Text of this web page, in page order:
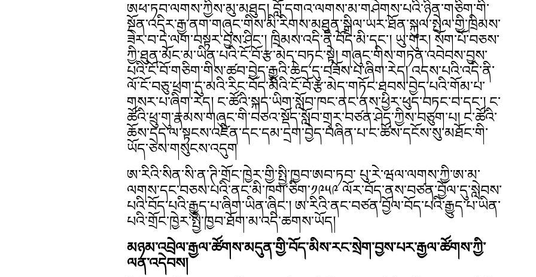
ཨཕ་ཏབ་ལགས་ཀྱིས་མུ་མཐུད། བློ་དགའ་ལགས་མ་གཤེགས་པའི་ཉིན་གཅིག་གི་
སྔོན་འདིར་རྒྱ་ནག་གཞུང་གིས་མི་རིགས་མཐུན་སྒྲིལ་ཡར་ཐོན་སྐུལ་སྤེལ་གྱི་ཁྲིམས་
ཟེར་བ་དེ་ལག་བསྟར་བྱས་ཤིང་། ཁྲིམས་འདི་ནི་བོད་མི་དང་། ཡུ་གུར། སོག་པོ་བཅས་
ཀྱི་ཐུན་མོང་མ་ཡིན་པའི་ངོ་བོ་རྩ་མེད་བཏང་སྟེ། གཞུང་གིས་གཏན་འབེབས་བྱས་
པའི་ངོ་བོ་གཅིག་གིས་ཚབ་བྱེད་རྒྱུའི་ཆེད་དུ་བཟོས་པ་ཞིག་རེད། འདས་པའི་འདི་ནི་
ལོ་ངོ་བཅུ་ཕྲག་དུ་མའི་རིང་བོད་མིའི་ངོ་བོ་རྩ་མེད་གཏོང་ཐབས་བྱེད་པའི་གོམ་པ་
གསར་པ་ཞིག་རེད། ང་ཚོའི་སྐད་ཡིག་སློབ་ཁང་ནང་ནས་ཕྱིར་ཕུད་བཏང་བ་དང་། ང་
ཚོའི་ཕྲུ་གུ་རྣམས་གཞུང་གི་བཅའ་སྡོད་སློབ་གྲྭར་བཙན་ཤེད་ཀྱིས་བཅུག་པ། ང་ཚོའི་
ཆོས་དད་ལ་སྟངས་འཛིན་དང་དམ་དྲག་བྱེད་བཞིན་པ་ང་ཚོས་དངོས་སུ་མཐོང་གི་
ཡོད་ཅེས་གསུངས་འདུག
ཨ་རིའི་སིན་སི་ན་ཊི་གྲོང་ཁྱེར་གྱི་སྤྱི་ཁྱབ་ཨབ་ཏབ་ པུ་རེ་ཝལ་ལགས་ཀྱི་ཨ་མ་
ལགས་དང་བཅས་པའི་ནང་མི་ཁག་ཅིག་༡༩༥༩ ལོར་བོད་ནས་བཙན་བྱོལ་དུ་སླེབས་
པའི་བོད་པའི་རྒྱུད་པ་ཞིག་ཡིན་ཞིང་། ཨ་རིའི་ནང་བཙན་བྱོལ་བོད་པའི་རྒྱུད་པ་ཡིན་
པའི་གྲོང་ཁྱེར་སྤྱི་ཁྱབ་ཐོག་མ་འདི་ཆགས་ཡོད།
མཉམ་འབྲེལ་རྒྱལ་ཚོགས་མདུན་གྱི་བོད་མིས་རང་སྲེག་བྱས་པར་རྒྱལ་ཚོགས་ཀྱི་
ལན་འདེབས།